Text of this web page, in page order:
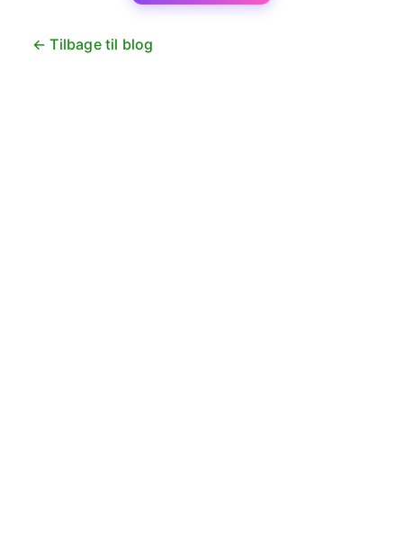
← Tilbage til blog